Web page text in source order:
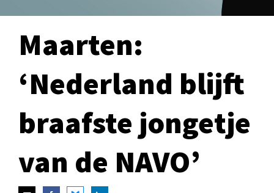
Maarten:
‘Nederland blijft
braafste jongetje
van de NAVO’